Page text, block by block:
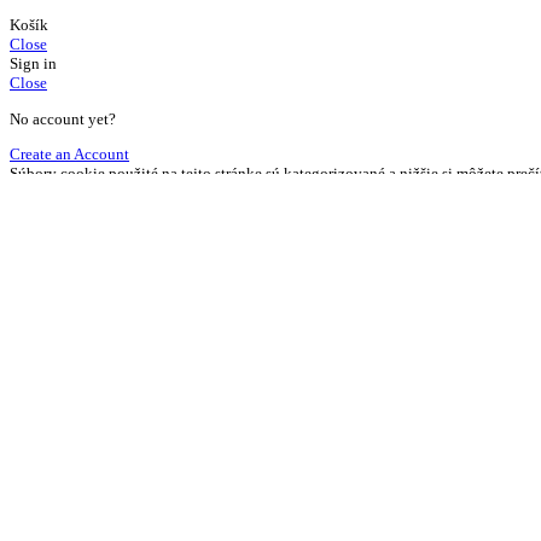
Košík
Close
Sign in
Close
No account yet?
Create an Account
Súbory cookie použité na tejto stránke sú kategorizované a nižšie si môžete